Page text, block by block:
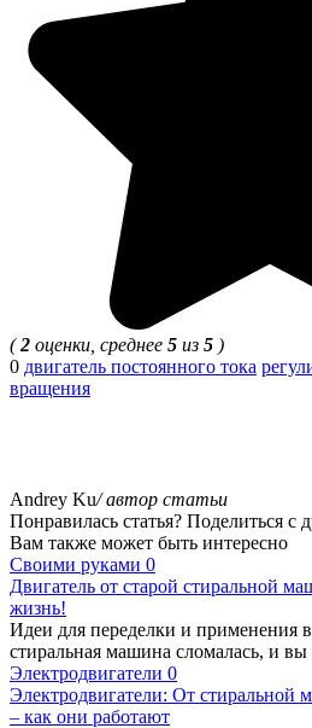
(2 оценки, среднее 5 из 5 )
0 двигатель постоянного тока
вращения
Andrey Ku/ автор статьи
Понравилась статья? Поделиться с
Вам также может быть интересно
Своими руками 0
Двигатель от старой стиральной
жизнь!
Идеи для переделки и применения в
стиральная машина сломалась, и вы
Электродвигатели 0
Электродвигатели: От стиральной
– как они работают